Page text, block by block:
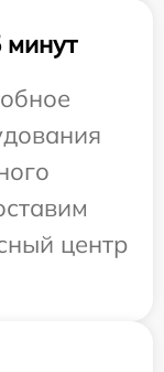
центр